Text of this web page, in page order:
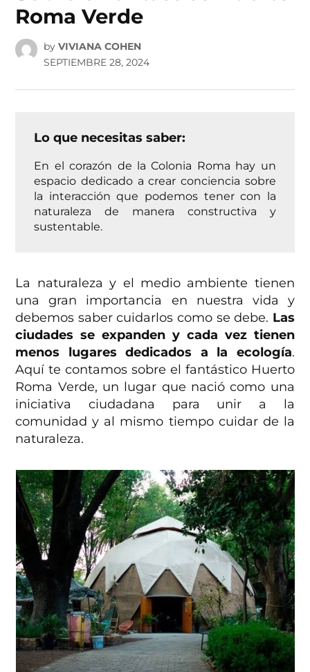
Roma Verde
by VIVIANA COHEN
SEPTIEMBRE 28, 2024
Lo que necesitas saber:
En el corazón de la Colonia Roma hay un
espacio dedicado a crear conciencia sobre
la interacción que podemos tener con la
naturaleza de manera constructiva y
sustentable.
La naturaleza y el medio ambiente tienen
una gran importancia en nuestra vida y
debemos saber cuidarlos como se debe. Las
ciudades se expanden y cada vez tienen
menos lugares dedicados a la ecología.
Aquí te contamos sobre el fantástico Huerto
Roma Verde, un lugar que nació como una
iniciativa ciudadana para unir a la
comunidad y al mismo tiempo cuidar de la
naturaleza.